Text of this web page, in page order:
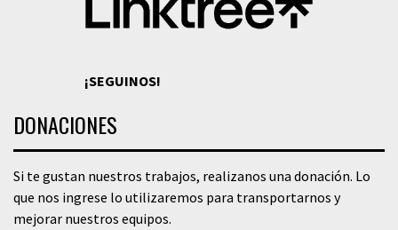
¡SEGUINOS!
DONACIONES
Si te gustan nuestros trabajos, realizanos una donación. Lo
que nos ingrese lo utilizaremos para transportarnos y
mejorar nuestros equipos.